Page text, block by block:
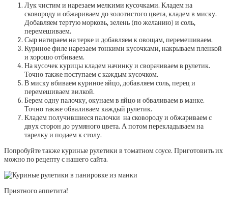
Лук чистим и нарезаем мелкими кусочками. Кладем на
сковороду и обжариваем до золотистого цвета, кладем в миску.
Добавляем тертую морковь, зелень (по желанию) и соль,
перемешиваем.
Сыр натираем на терке и добавляем к овощам, перемешиваем.
Куриное филе нарезаем тонкими кусочками, накрываем пленкой
и хорошо отбиваем.
На кусочек курицы кладем начинку и сворачиваем в рулетик.
Точно также поступаем с каждым кусочком.
В миску вбиваем куриное яйцо, добавляем соль, перец и
перемешиваем вилкой.
Берем одну палочку, окунаем в яйцо и обваливаем в манке.
Точно также обваливаем каждый рулетик.
Кладем получившиеся палочки на сковороду и обжариваем с
двух сторон до румяного цвета. А потом перекладываем на
тарелку и подаем к столу.
Попробуйте также куриные рулетики в томатном соусе. Приготовить их
можно по рецепту с нашего сайта.
Приятного аппетита!